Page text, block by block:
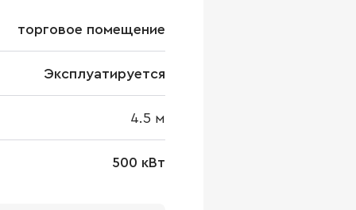
торговое помещение
Эксплуатируется
4.5 м
500 кВт